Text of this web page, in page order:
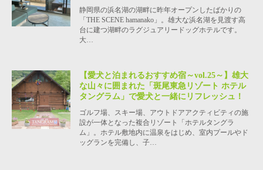
静岡県の浜名湖の湖畔に昨年オープンしたばかりの
「THE SCENE hamanako」。雄大な浜名湖を見渡す高
台に建つ湖畔のラグジュアリードッグホテルです。
大…
【愛犬と泊まれるおすすめ宿～vol.25～】雄大
な山々に囲まれた「斑尾東急リゾート ホテル
タングラム」で愛犬と一緒にリフレッシュ！
ゴルフ場、スキー場、アウトドアアクティビティの施
設が一体となった複合リゾート「ホテルタングラ
ム」。ホテル敷地内に温泉をはじめ、室内プールやド
ッグランを完備し、子…